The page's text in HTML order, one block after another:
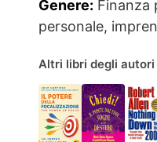
Genere: Finanza
personale,
Altri libri degli autori